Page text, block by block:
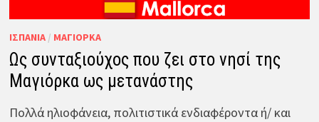
ΙΣΠΑΝΊΑ/ ΜΑΓΙΌΡΚΑ
Ως συνταξιούχος που ζει στο νησί της
Μαγιόρκα ως μετανάστης
Πολλά ηλιοφάνεια, πολιτιστικά ενδιαφέροντα ή/ και